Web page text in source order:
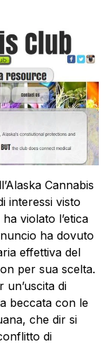
Cannabis
interessi visto
violato l’etica
ha dovuto
effettiva del
per sua scelta.
un’uscita di
beccata con le
che dir si
di